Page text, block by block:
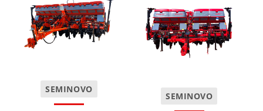
SEMINOVO
SEMINOVO